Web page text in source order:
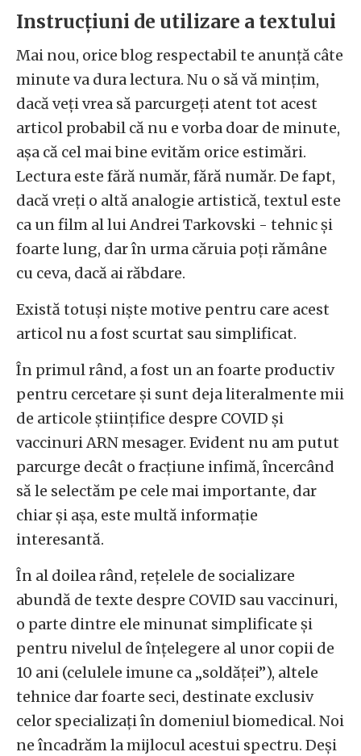
Instrucțiuni de utilizare a textului
Mai nou, orice blog respectabil te anunță câte
minute va dura lectura. Nu o să vă mințim,
dacă veți vrea să parcurgeți atent tot acest
articol probabil că nu e vorba doar de minute,
așa că cel mai bine evităm orice estimări.
Lectura este fără număr, fără număr. De fapt,
dacă vreți o altă analogie artistică, textul este
ca un film al lui Andrei Tarkovski - tehnic și
foarte lung, dar în urma căruia poți rămâne
cu ceva, dacă ai răbdare.
Există totuși niște motive pentru care acest
articol nu a fost scurtat sau simplificat.
În primul rând, a fost un an foarte productiv
pentru cercetare și sunt deja literalmente mii
de articole științifice despre COVID și
vaccinuri ARN mesager. Evident nu am putut
parcurge decât o fracțiune infimă, încercând
să le selectăm pe cele mai importante, dar
chiar și așa, este multă informație
interesantă.
În al doilea rând, rețelele de socializare
abundă de texte despre COVID sau vaccinuri,
o parte dintre ele minunat simplificate și
pentru nivelul de înțelegere al unor copii de
10 ani (celulele imune ca „soldăței”), altele
tehnice dar foarte seci, destinate exclusiv
celor specializați în domeniul biomedical. Noi
ne încadrăm la mijlocul acestui spectru. Deși